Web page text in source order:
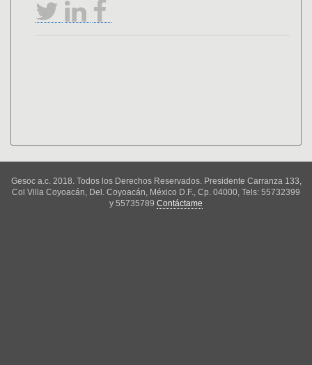
Gesoc a.c. 2018. Todos los Derechos Reservados. Presidente Carranza 133,
Col Villa Coyoacán, Del. Coyoacán, México D.F., Cp. 04000, Tels: 55732399
y 55735789 Contáctame